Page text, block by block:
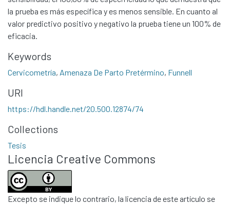
Contacto
Políticas
la prueba es más específica y es menos sensible. En cuanto al
valor predictivo positivo y negativo la prueba tiene un 100% de
eficacia.
Keywords
Cervicometría, Amenaza De Parto Pretérmino, Funnell
URI
https://hdl.handle.net/20.500.12874/74
Collections
Tesis
Licencia Creative Commons
Excepto se indique lo contrario, la licencia de este artículo se